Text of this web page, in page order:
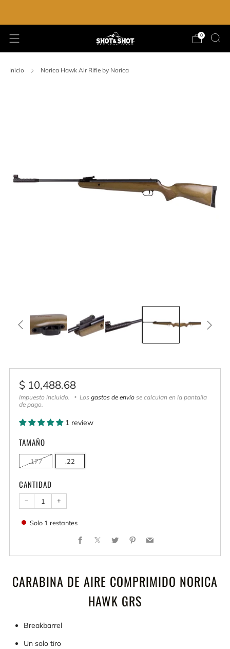
0
Inicio Norica Hawk Air Rifle by Norica
Precio
habitual
$ 10,488.68
Impuesto incluido. Los gastos de envío se calculan en la pantalla
de pago.
1 review
TAMAÑO
.177 .22
CANTIDAD
− +
Solo 1 restantes
Facebook Twitter Pinterest
CARABINA DE AIRE COMPRIMIDO NORICA
HAWK GRS
Breakbarrel
Un solo tiro